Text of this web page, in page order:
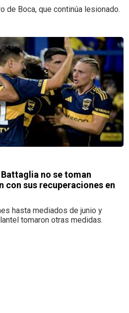
de Boca, que continúa lesionado.
no se toman
con sus recuperaciones en
hasta mediados de junio y
tomaron otras medidas.